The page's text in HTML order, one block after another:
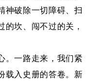
神破除一切障碍、扫
坎、闯不过的关，
一路走来，我们紧
载入史册的答卷。新